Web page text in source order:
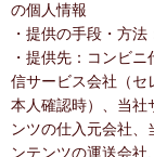
の個人情報
・提供の手段・方
・提供先：コンビ
信サービス会社（セ
本人確認時）、当社
ンツの仕入元会社
ンテンツの運送会